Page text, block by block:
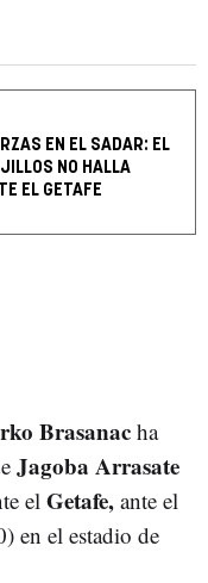
EN EL SADAR: EL
NO HALLA
EL GETAFE
Brasanacha
Jagoba Arrasate
el Getafe, ante el
en el estadio de